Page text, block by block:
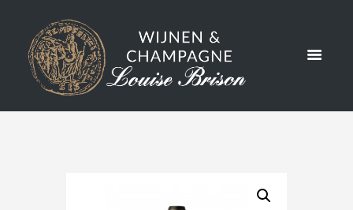
CHÊNE
2020
MAGNUM